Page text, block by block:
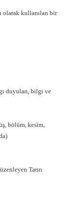
olarak kullanılan bir
duyulan, bilgi ve
bölüm, kesim,
Tanrı